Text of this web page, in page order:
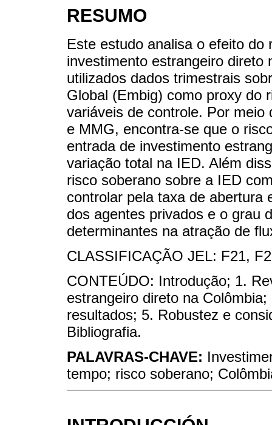
RESUMO
Este estudo analisa o efeito
investimento estrangeiro direto
utilizados dados trimestrais
Global (Embig) como proxy do
variáveis de controle. Por
e MMG, encontra-se que o
entrada de investimento
variação total na IED. Além
risco soberano sobre a IED
controlar pela taxa de abertura
dos agentes privados e o grau
determinantes na atração de
CLASSIFICAÇÃO JEL: F21,
CONTEÚDO: Introdução; 1.
estrangeiro direto na
resultados; 5. Robustez e
Bibliografia.
PALAVRAS-CHAVE:
tempo; risco soberano;